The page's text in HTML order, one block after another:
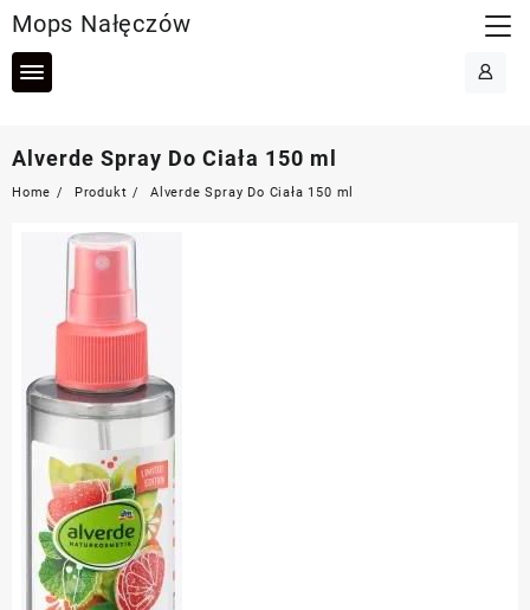
to
content
Mops Nałęczów
Alverde Spray Do Ciała 150 ml
Home Produkt Alverde Spray Do Ciała 150 ml